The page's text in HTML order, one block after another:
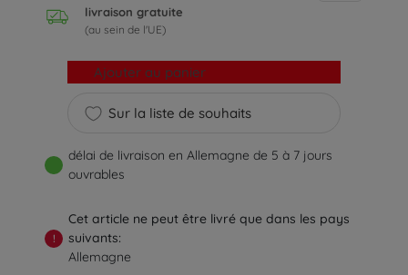
livraison gratuite
(au sein de l'UE)
Sur la liste de souhaits
Ajouter au panier
délai de livraison en Allemagne de 5 à 7 jours
ouvrables
!
Cet article ne peut être livré que dans les pays
suivants:
Allemagne